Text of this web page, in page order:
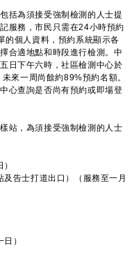
為須接受強制檢測的人士提
服務，市民只需在24小時預約
的個人資料，預約系統顯示各
合適地點和時段進行檢測。中
日下午六時，社區檢測中心於
來一周尚餘約89%預約名額。
心查詢是否尚有預約或即場登
，為須接受強制檢測的人士
告士打道出口）（服務至一月
）